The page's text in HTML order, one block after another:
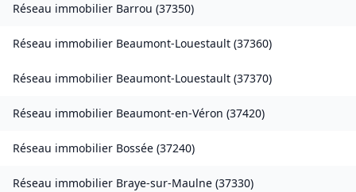
Réseau immobilier Barrou (37350)
Réseau immobilier Beaumont-Louestault (37360)
Réseau immobilier Beaumont-Louestault (37370)
Réseau immobilier Beaumont-en-Véron (37420)
Réseau immobilier Bossée (37240)
Réseau immobilier Braye-sur-Maulne (37330)